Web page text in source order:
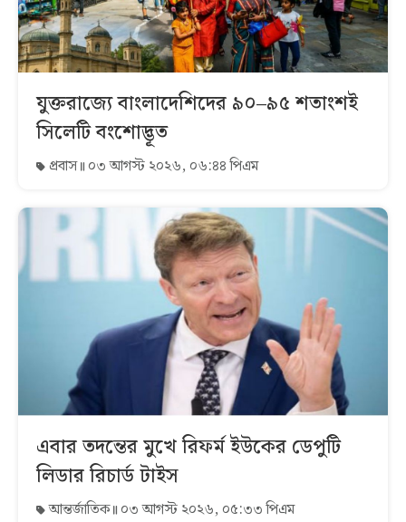
যুক্তরাজ্যে বাংলাদেশিদের ৯০–৯৫ শতাংশই
সিলেটি বংশোদ্ভূত
প্রবাস ০৩ আগস্ট ২০২৬, ০৬:৪৪ পিএম
এবার তদন্তের মুখে রিফর্ম ইউকের ডেপুটি
লিডার রিচার্ড টাইস
আন্তর্জাতিক ০৩ আগস্ট ২০২৬, ০৫:৩৩ পিএম